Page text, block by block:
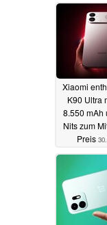
Xiaomi
K90 Ultra
8.550 mAh
Nits zum
Preis